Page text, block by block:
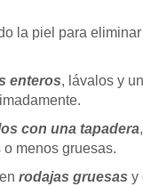
la piel para
enteros, lávalos y
con una tapadera
menos gruesas.
rodajas gruesas y